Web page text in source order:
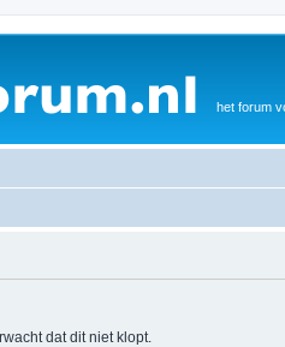
het forum
dat dit niet klopt.